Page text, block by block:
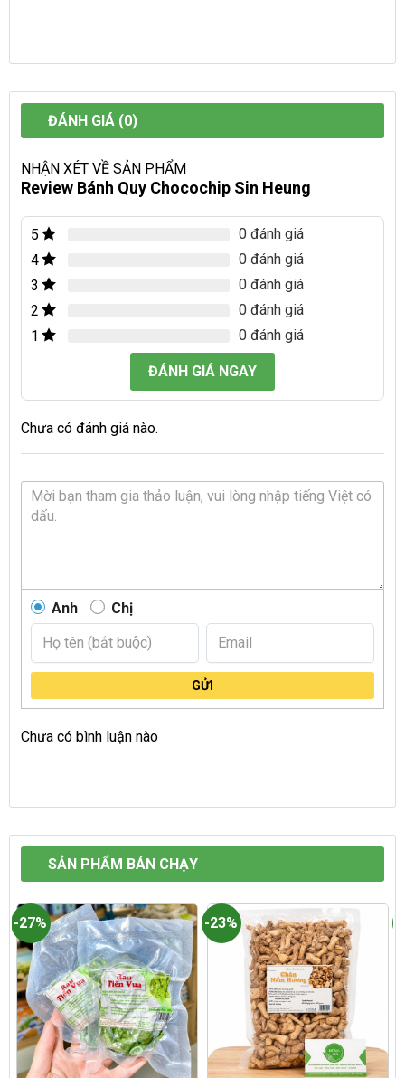
ĐÁNH GIÁ (0)
NHẬN XÉT VỀ SẢN PHẨM
Review Bánh Quy Chocochip Sin Heung
5
0 đánh giá
4
0 đánh giá
3
0 đánh giá
2
0 đánh giá
1
0 đánh giá
ĐÁNH GIÁ NGAY
Chưa có đánh giá nào.
Anh Chị
GỬI
Chưa có bình luận nào
SẢN PHẨM BÁN CHẠY
-27% -23%